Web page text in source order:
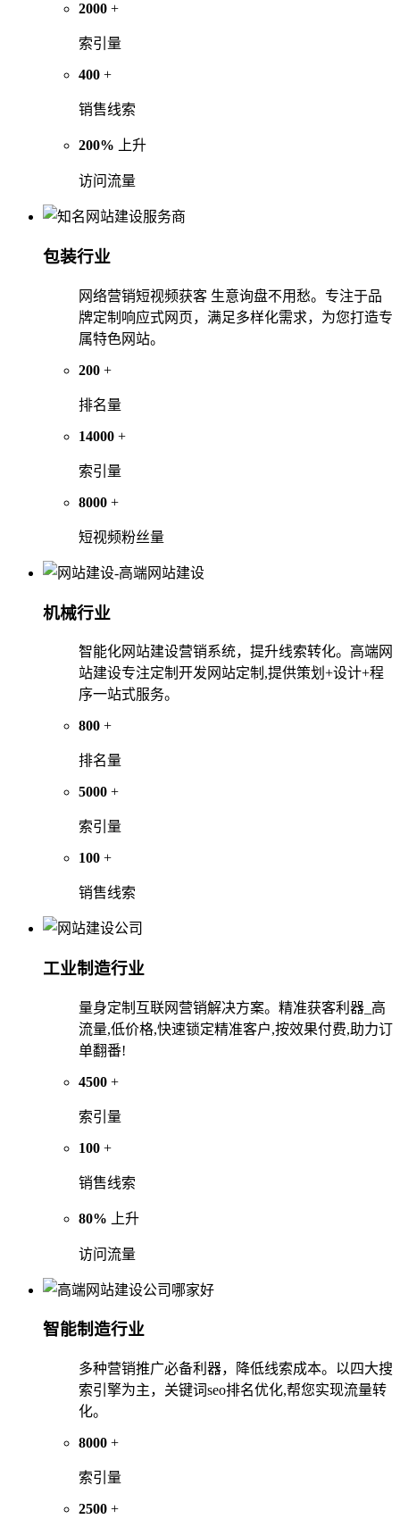
2000 +
索引量
400 +
销售线索
200% 上升
访问流量
包装行业
网络营销短视频获客 生意询盘不用愁。专注于品
牌定制响应式网页，满足多样化需求，为您打造专
属特色网站。
200 +
排名量
14000 +
索引量
8000 +
短视频粉丝量
机械行业
智能化网站建设营销系统，提升线索转化。高端网
站建设专注定制开发网站定制,提供策划+设计+程
序一站式服务。
800 +
排名量
5000 +
索引量
100 +
销售线索
工业制造行业
量身定制互联网营销解决方案。精准获客利器_高
流量,低价格,快速锁定精准客户,按效果付费,助力订
单翻番!
4500 +
索引量
100 +
销售线索
80% 上升
访问流量
智能制造行业
多种营销推广必备利器，降低线索成本。以四大搜
索引擎为主，关键词seo排名优化,帮您实现流量转
化。
8000 +
索引量
2500 +